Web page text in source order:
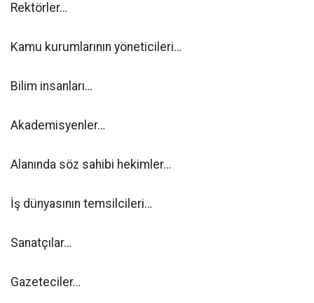
Rektörler…
Kamu kurumlarının yöneticileri…
Bilim insanları…
Akademisyenler…
Alanında söz sahibi hekimler…
İş dünyasının temsilcileri…
Sanatçılar…
Gazeteciler…